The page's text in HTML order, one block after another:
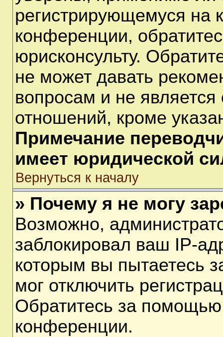
регистрирующемуся на
конференции,
юрисконсульту.
не может давать
вопросам и не
отношений, кроме
Примечание
имеет юридической
Вернуться к началу
» Почему я не могу
Возможно,
заблокировал ваш IP-
которым вы пытаетесь
мог отключить
Обратитесь за помощью
конференции.